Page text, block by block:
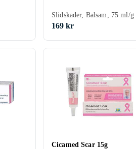
Slidskader, Balsam, 75 ml/g
169 kr
Cicamed Scar 15g